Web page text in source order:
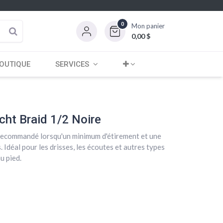
0 Mon panier
0,00$
SERVICES
Braid 1/2 Noire
lorsqu'un minimum d'étirement et une
Idéal pour les drisses, les écoutes et autres types
pied.